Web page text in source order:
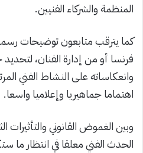
المنظمة والشركاء الفنيين.
كما يترقب متابعون توضيحات
فرنسا أو من إدارة الفنان،
وانعكاساته على النشاط الفني
اهتماما جماهيريا وإعلاميا واسعا.
وبين الغموض القانوني والتأثيرات
الحدث الفني معلقا في انتظار ما